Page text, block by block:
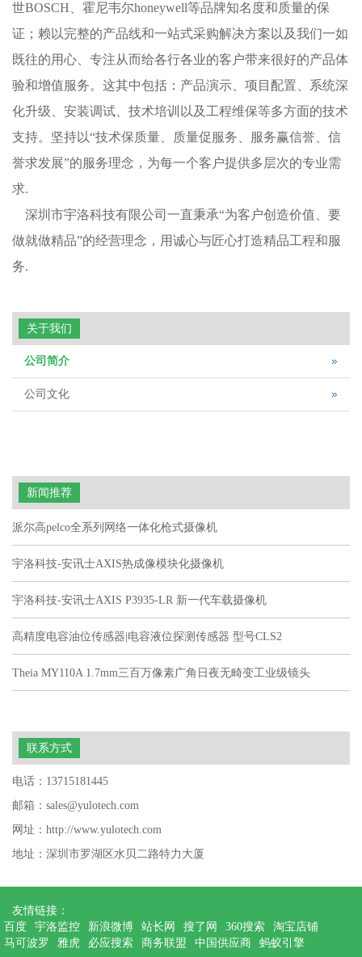
世BOSCH、霍尼韦尔honeywell等品牌知名度和质量的保
证；赖以完整的产品线和一站式采购解决方案以及我们一如
既往的用心、专注从而给各行各业的客户带来很好的产品体
验和增值服务。这其中包括：产品演示、项目配置、系统深
化升级、安装调试、技术培训以及工程维保等多方面的技术
支持。坚持以“技术保质量、质量促服务、服务赢信誉、信
誉求发展”的服务理念，为每一个客户提供多层次的专业需
求.
深圳市宇洛科技有限公司一直秉承“为客户创造价值、要
做就做精品”的经营理念，用诚心与匠心打造精品工程和服
务.
关于我们
公司简介
公司文化
新闻推荐
派尔高pelco全系列网络一体化枪式摄像机
宇洛科技-安讯士AXIS热成像模块化摄像机
宇洛科技-安讯士AXIS P3935-LR 新一代车载摄像机
高精度电容油位传感器|电容液位探测传感器 型号CLS2
Theia MY110A 1.7mm三百万像素广角日夜无畸变工业级镜头
联系方式
电话：13715181445
邮箱：sales@yulotech.com
网址：http://www.yulotech.com
地址：深圳市罗湖区水贝二路特力大厦
友情链接：
百度
宇洛监控 新浪微博 站长网 搜了网 360搜索
淘宝店铺
马可波罗
雅虎 必应搜索 商务联盟 中国供应商 蚂蚁引擎